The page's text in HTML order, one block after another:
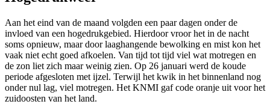
Aan het eind van de maand volgden een paar dagen onder de
invloed van een hogedrukgebied. Hierdoor vroor het in de nacht
soms opnieuw, maar door laaghangende bewolking en mist kon het
vaak niet echt goed afkoelen. Van tijd tot tijd viel wat motregen en
de zon liet zich maar weinig zien. Op 26 januari werd de koude
periode afgesloten met ijzel. Terwijl het kwik in het binnenland nog
onder nul lag, viel motregen. Het KNMI gaf code oranje uit voor het
zuidoosten van het land.